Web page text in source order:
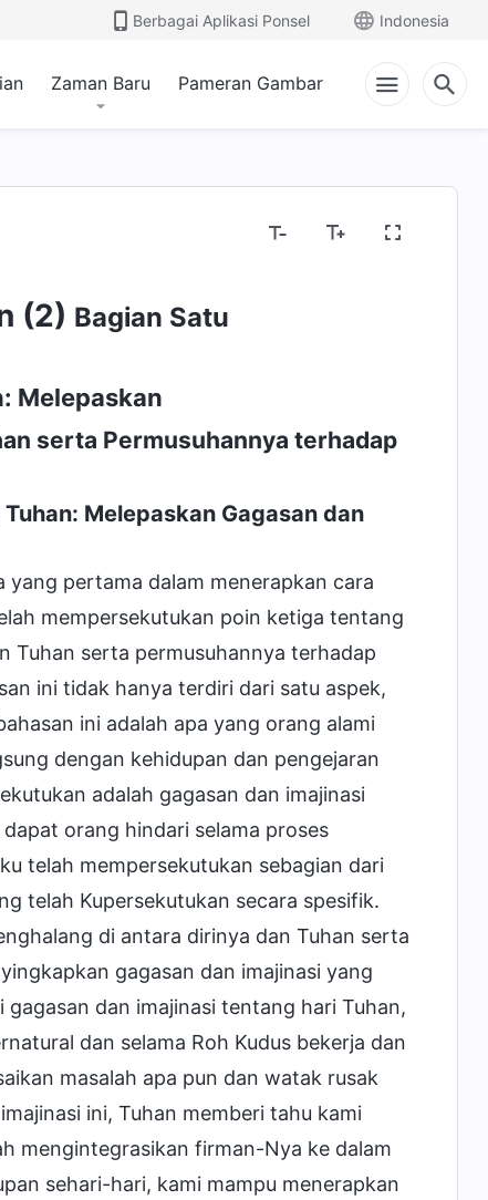
Berbagai Aplikasi Ponsel Indonesia
Zaman Baru Pameran Gambar
(2) Bagian Satu
Melepaskan
serta Permusuhannya terhadap
Melepaskan Gagasan dan
yang pertama dalam menerapkan cara
mempersekutukan poin ketiga tentang
Tuhan serta permusuhannya terhadap
ini tidak hanya terdiri dari satu aspek,
ini adalah apa yang orang alami
dengan kehidupan dan pengejaran
adalah gagasan dan imajinasi
orang hindari selama proses
telah mempersekutukan sebagian dari
telah Kupersekutukan secara spesifik.
di antara dirinya dan Tuhan serta
gagasan dan imajinasi yang
dan imajinasi tentang hari Tuhan,
dan selama Roh Kudus bekerja dan
masalah apa pun dan watak rusak
ini, Tuhan memberi tahu kami
mengintegrasikan firman-Nya ke dalam
sehari-hari, kami mampu menerapkan